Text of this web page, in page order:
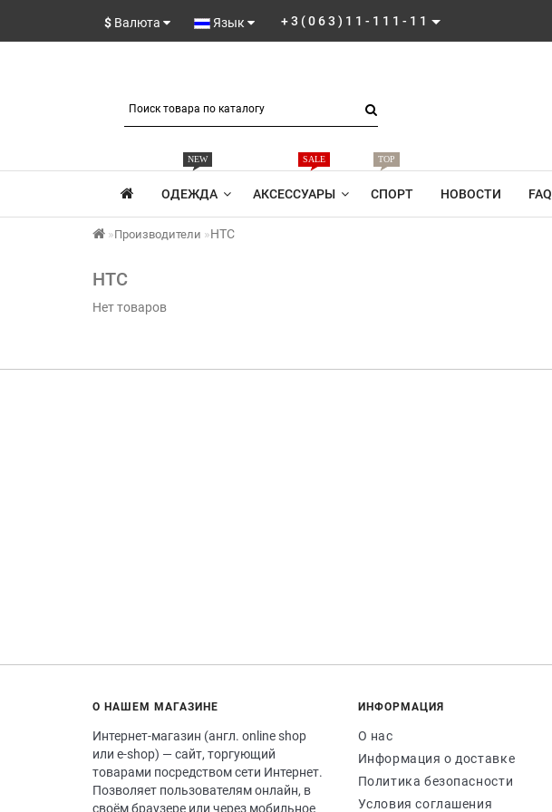
$ Валюта Язык +3(063)11-111-11
ОДЕЖДА
NEW
АКСЕССУАРЫ
SALE
СПОРТ
TOP
НОВОСТИ FAQ
Производители HTC
HTC
Нет товаров
О НАШЕМ МАГАЗИНЕ
Интернет-магазин (англ. online shop
или e-shop) — сайт, торгующий
товарами посредством сети Интернет.
Позволяет пользователям онлайн, в
своём браузере или через мобильное
ИНФОРМАЦИЯ
О нас
Информация о доставке
Политика безопасности
Условия соглашения